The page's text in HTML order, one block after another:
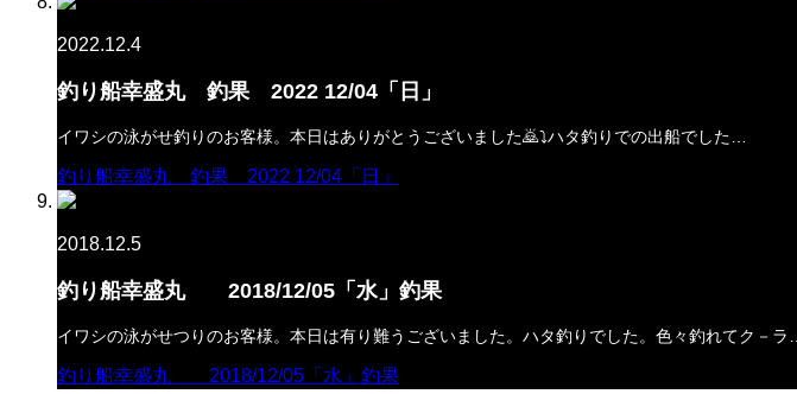
2022.12.4
釣り船幸盛丸 釣果 2022 12/04「日」
イワシの泳がせ釣りのお客様。本日はありがとうございました🙇⤵️ハタ釣りでの出船でした…
釣り船幸盛丸 釣果 2022 12/04「日」
2018.12.5
釣り船幸盛丸 2018/12/05「水」釣果
イワシの泳がせつりのお客様。本日は有り難うございました。ハタ釣りでした。色々釣れてク－ラ…
釣り船幸盛丸 2018/12/05「水」釣果